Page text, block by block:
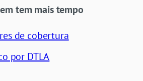
tem mais tempo
de cobertura
por DTLA